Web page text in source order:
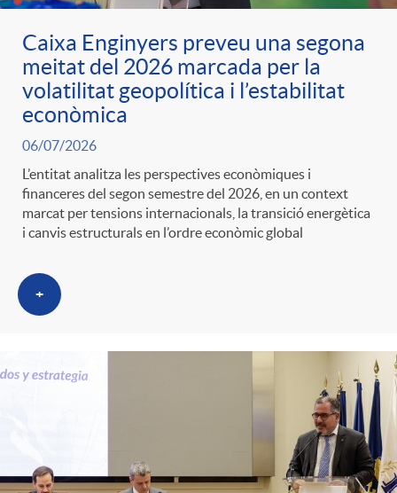
Caixa Enginyers preveu una segona
meitat del 2026 marcada per la
volatilitat geopolítica i l’estabilitat
econòmica
06/07/2026
L’entitat analitza les perspectives econòmiques i
financeres del segon semestre del 2026, en un context
marcat per tensions internacionals, la transició energètica
i canvis estructurals en l’ordre econòmic global
+